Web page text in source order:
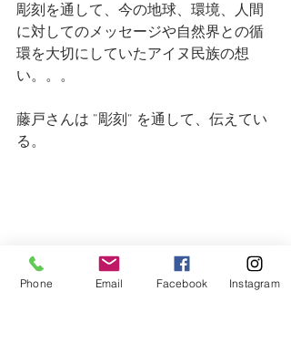
彫刻を通して、今の地球、環境、人間
に対してのメッセージや自然界との循
環を大切にしていたアイヌ民族の想
い。。。
藤戸さんは ”彫刻” を通して、伝えてい
る。
Phone Email Facebook Instagram